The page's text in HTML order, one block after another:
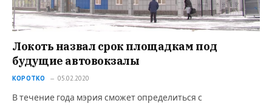
Локоть назвал срок площадкам под
будущие автовокзалы
КОРОТКО 05.02.2020
В течение года мэрия сможет определиться с